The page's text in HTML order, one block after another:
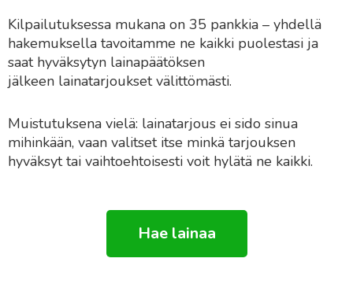
Kilpailutuksessa mukana on 35 pankkia – yhdellä
hakemuksella tavoitamme ne kaikki puolestasi ja
saat hyväksytyn lainapäätöksen
jälkeen lainatarjoukset välittömästi.
Muistutuksena vielä: lainatarjous ei sido sinua
mihinkään, vaan valitset itse minkä tarjouksen
hyväksyt tai vaihtoehtoisesti voit hylätä ne kaikki.
Hae lainaa